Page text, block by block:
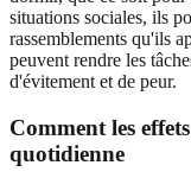
situations sociales, ils
rassemblements qu'ils
peuvent rendre les
d'évitement et de peur.
Comment les
quotidienne